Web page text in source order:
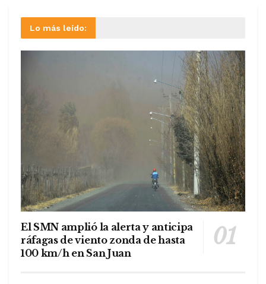
Lo más leído:
El SMN amplió la alerta y anticipa
ráfagas de viento zonda de hasta
100 km/h en San Juan